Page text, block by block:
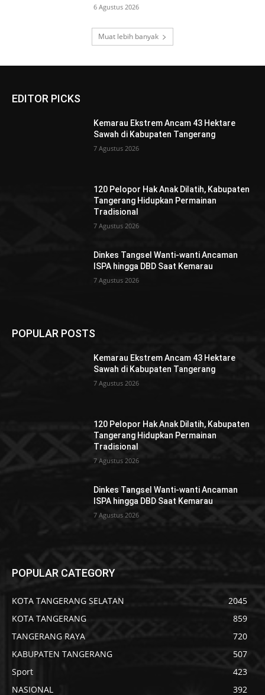
6 Agustus 2026
Muat lebih banyak
EDITOR PICKS
Kemarau Ekstrem Ancam 43 Hektare
Sawah di Kabupaten Tangerang
7 Agustus 2026
120 Pelopor Hak Anak Dilatih, Kabupaten
Tangerang Hidupkan Permainan
Tradisional
7 Agustus 2026
Dinkes Tangsel Wanti-wanti Ancaman
ISPA hingga DBD Saat Kemarau
7 Agustus 2026
POPULAR POSTS
Kemarau Ekstrem Ancam 43 Hektare
Sawah di Kabupaten Tangerang
7 Agustus 2026
120 Pelopor Hak Anak Dilatih, Kabupaten
Tangerang Hidupkan Permainan
Tradisional
7 Agustus 2026
Dinkes Tangsel Wanti-wanti Ancaman
ISPA hingga DBD Saat Kemarau
7 Agustus 2026
POPULAR CATEGORY
KOTA TANGERANG SELATAN
2045
KOTA TANGERANG
859
TANGERANG RAYA
720
KABUPATEN TANGERANG
507
Sport
423
NASIONAL
392